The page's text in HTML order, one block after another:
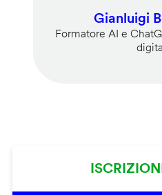
Gianluigi
Formatore AI e